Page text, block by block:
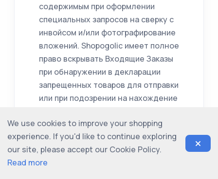
We use cookies to improve your shopping
experience. If you'd like to continue exploring
our site, please accept our Cookie Policy.
Read more
содержимым при оформлении
специальных запросов на сверку с
инвойсом и/или фотографирование
вложений. Shopogolic имеет полное
право вскрывать Входящие Заказы
при обнаружении в декларации
запрещенных товаров для отправки
или при подозрении на нахождение
отправки.
4.5. Shopogolic не несёт
ответственность за товары во